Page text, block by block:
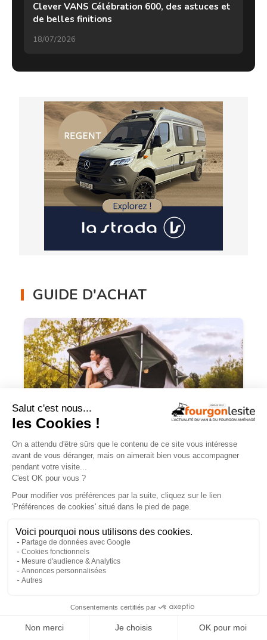
Clever VANS Célébration 600, des astuces et
de belles finitions
18/07/2026
GUIDE D'ACHAT
Choisir une tente de toit : quels critères
retenir ?